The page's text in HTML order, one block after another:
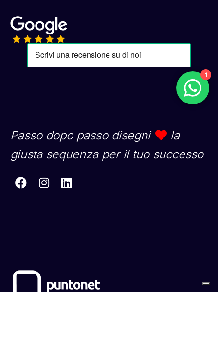
Passo dopo passo disegni
la
giusta sequenza per il tuo successo
1